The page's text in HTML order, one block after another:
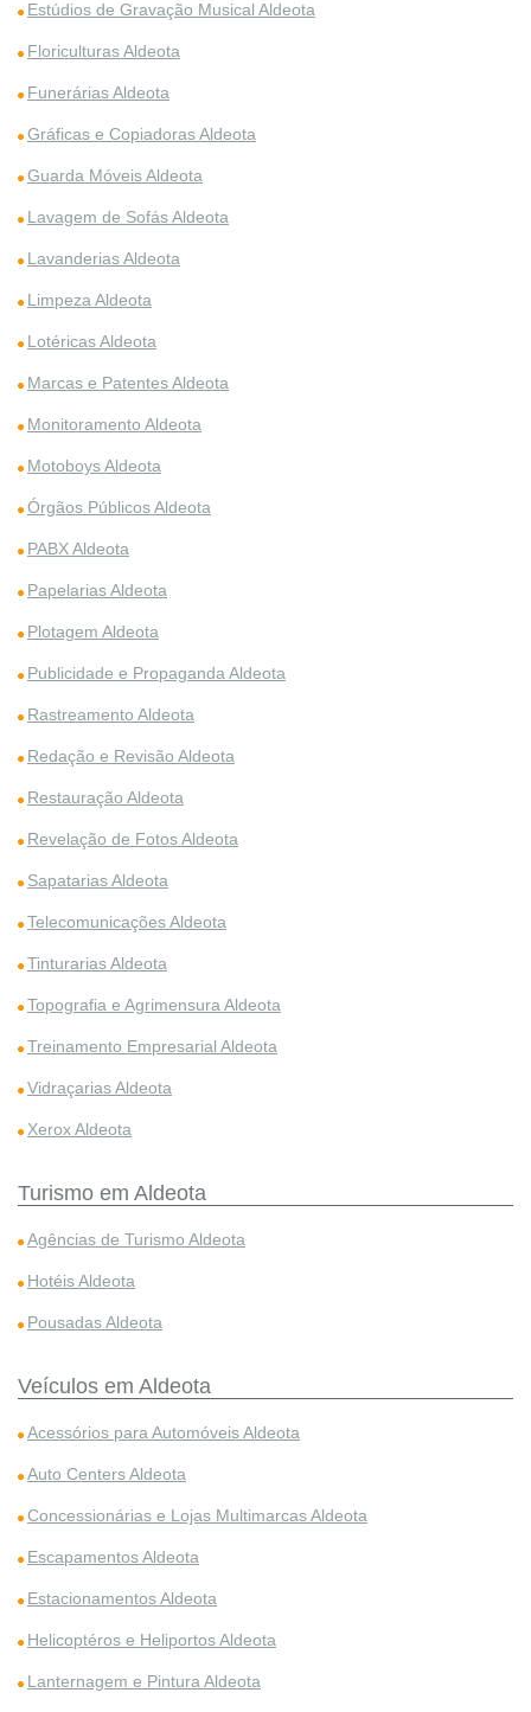
Estúdios de Gravação Musical Aldeota
Floriculturas Aldeota
Funerárias Aldeota
Gráficas e Copiadoras Aldeota
Guarda Móveis Aldeota
Lavagem de Sofás Aldeota
Lavanderias Aldeota
Limpeza Aldeota
Lotéricas Aldeota
Marcas e Patentes Aldeota
Monitoramento Aldeota
Motoboys Aldeota
Órgãos Públicos Aldeota
PABX Aldeota
Papelarias Aldeota
Plotagem Aldeota
Publicidade e Propaganda Aldeota
Rastreamento Aldeota
Redação e Revisão Aldeota
Restauração Aldeota
Revelação de Fotos Aldeota
Sapatarias Aldeota
Telecomunicações Aldeota
Tinturarias Aldeota
Topografia e Agrimensura Aldeota
Treinamento Empresarial Aldeota
Vidraçarias Aldeota
Xerox Aldeota
Turismo em Aldeota
Agências de Turismo Aldeota
Hotéis Aldeota
Pousadas Aldeota
Veículos em Aldeota
Acessórios para Automóveis Aldeota
Auto Centers Aldeota
Concessionárias e Lojas Multimarcas Aldeota
Escapamentos Aldeota
Estacionamentos Aldeota
Helicoptéros e Heliportos Aldeota
Lanternagem e Pintura Aldeota